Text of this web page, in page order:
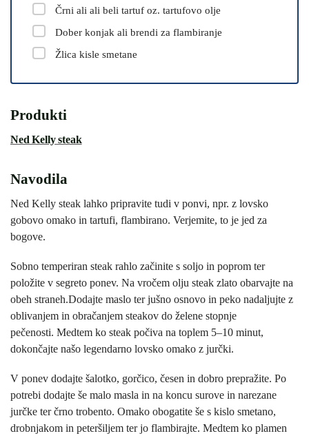
Črni ali ali beli tartuf oz. tartufovo olje
Dober konjak ali brendi za flambiranje
Žlica kisle smetane
Produkti
Ned Kelly steak
Navodila
Ned Kelly steak lahko pripravite tudi v ponvi, npr. z lovsko
gobovo omako in tartufi, flambirano. Verjemite, to je jed za
bogove.
Sobno temperiran steak rahlo začinite s soljo in poprom ter
položite v segreto ponev. Na vročem olju steak zlato obarvajte na
obeh straneh.Dodajte maslo ter jušno osnovo in peko nadaljujte z
oblivanjem in obračanjem steakov do želene stopnje
pečenosti. Medtem ko steak počiva na toplem 5–10 minut,
dokončajte našo legendarno lovsko omako z jurčki.
V ponev dodajte šalotko, gorčico, česen in dobro prepražite. Po
potrebi dodajte še malo masla in na koncu surove in narezane
jurčke ter črno trobento. Omako obogatite še s kislo smetano,
drobnjakom in peteršiljem ter jo flambirajte. Medtem ko plamen